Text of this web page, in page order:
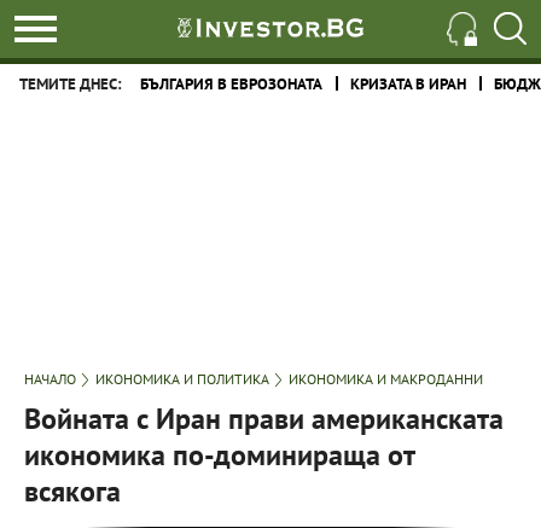
ТЕМИТЕ ДНЕС: БЪЛГАРИЯ В ЕВРОЗОНАТА КРИЗАТА В ИРАН
НАЧАЛО ИКОНОМИКА И ПОЛИТИКА ИКОНОМИКА И МАКРОДАННИ
Войната с Иран прави американската
икономика по-доминираща от
всякога